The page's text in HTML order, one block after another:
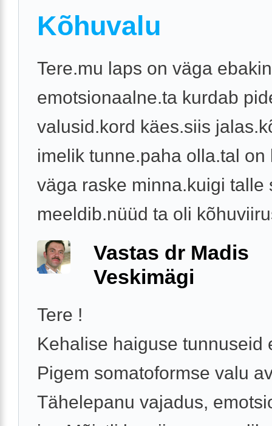
Kõhuvalu
Tere.mu laps on väga
emotsionaalne.ta kurdab
valusid.kord käes.siis
imelik tunne.paha olla.tal on
väga raske minna.kuigi talle
meeldib.nüüd ta oli
Vastas dr Madis
Veskimägi
Tere !
Kehalise haiguse tunnuseid
Pigem somatoformse valu
Tähelepanu vajadus,